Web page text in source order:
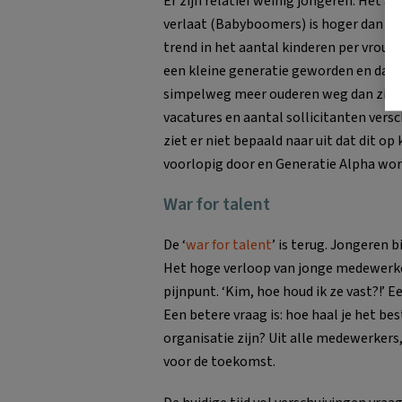
verlaat (Babyboomers) is hoger dan er
trend in het aantal kinderen per
een kleine generatie geworden en
simpelweg meer ouderen weg dan
vacatures en aantal sollicitanten
ziet er niet bepaald naar uit dat dit
voorlopig door en Generatie Alpha
War for talent
De ‘war for talent’ is terug. Jongeren
Het hoge verloop van jonge
pijnpunt. ‘Kim, hoe houd ik ze vast?!’
Een betere vraag is: hoe haal je het
organisatie zijn? Uit alle
voor de toekomst.